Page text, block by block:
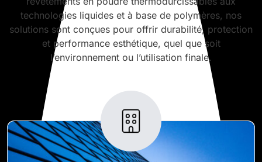
technologies liquides et à base de polymères, nos
solutions sont conçues pour offrir durabilité, protection
et performance esthétique, quel que soit
l’environnement ou l’utilisation finale.